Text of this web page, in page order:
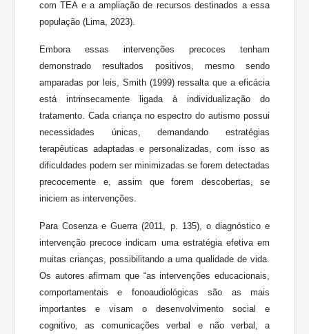
com TEA e a ampliação de recursos destinados a essa
população (Lima, 2023).
Embora essas intervenções precoces tenham
demonstrado resultados positivos, mesmo sendo
amparadas por leis, Smith (1999) ressalta que a eficácia
está intrinsecamente ligada à individualização do
tratamento. Cada criança no espectro do autismo possui
necessidades únicas, demandando estratégias
terapêuticas adaptadas e personalizadas, com isso as
dificuldades podem ser minimizadas se forem detectadas
precocemente e, assim que forem descobertas, se
iniciem as intervenções.
Para Cosenza e Guerra (2011, p. 135), o diagnóstico e
intervenção precoce indicam uma estratégia efetiva em
muitas crianças, possibilitando a uma qualidade de vida.
Os autores afirmam que “as intervenções educacionais,
comportamentais e fonoaudiológicas são as mais
importantes e visam o desenvolvimento social e
cognitivo, as comunicações verbal e não verbal, a